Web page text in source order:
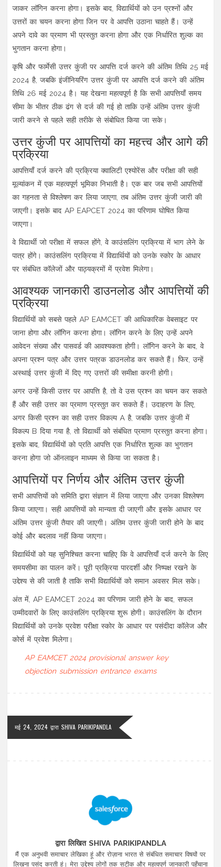
जाकर लॉगिन करना होगा। इसके बाद, विद्यार्थियों को उन प्रश्नों और
उत्तरों का चयन करना होगा जिन पर वे आपत्ति उठाना चाहते हैं। उन्हें
अपने दावे का प्रमाण भी प्रस्तुत करना होगा और एक निर्धारित शुल्क का
भुगतान करना होगा।
कृषि और फार्मेसी उत्तर कुंजी पर आपत्ति दर्ज करने की अंतिम तिथि 25 मई
2024 है, जबकि इंजीनियरिंग उत्तर कुंजी पर आपत्ति दर्ज करने की अंतिम
तिथि 26 मई 2024 है। यह देखना महत्वपूर्ण है कि सभी आपत्तियाँ समय
सीमा के भीतर ठीक ढंग से दर्ज की गई हो ताकि उन्हें अंतिम उत्तर कुंजी
जारी करने से पहले सही तरीके से संबोधित किया जा सके।
उत्तर कुंजी पर आपत्तियों का महत्त्व और आगे की
प्रक्रिया
आपत्तियाँ दर्ज करने की प्रक्रिया क्वालिटी एश्योरेंस और परीक्षा की सही
मूल्यांकन में एक महत्वपूर्ण भूमिका निभाती है। एक बार जब सभी आपत्तियों
का गहनता से विश्लेषण कर लिया जाएगा, तब अंतिम उत्तर कुंजी जारी की
जाएगी। इसके बाद AP EAPCET 2024 का परिणाम घोषित किया
जाएगा।
वे विद्यार्थी जो परीक्षा में सफल होंगे, वे काउंसलिंग प्रक्रिया में भाग लेने के
पात्र होंगे। काउंसलिंग प्रक्रिया में विद्यार्थियों को उनके स्कोर के आधार
पर संबंधित कॉलेजों और पाठ्यक्रमों में प्रवेश मिलेगा।
आवश्यक जानकारी डाउनलोड और आपत्तियों की
प्रक्रिया
विद्यार्थियों को सबसे पहले AP EAMCET की आधिकारिक वेबसाइट पर
जाना होगा और लॉगिन करना होगा। लॉगिन करने के लिए उन्हें अपने
आवेदन संख्या और पासवर्ड की आवश्यकता होगी। लॉगिन करने के बाद, वे
अपना प्रश्न पत्र और उत्तर पत्रक डाउनलोड कर सकते हैं। फिर, उन्हें
अस्थाई उत्तर कुंजी में दिए गए उत्तरों की समीक्षा करनी होगी।
अगर उन्हें किसी उत्तर पर आपत्ति है, तो वे उस प्रश्न का चयन कर सकते
हैं और सही उत्तर का प्रमाण प्रस्तुत कर सकते हैं। उदाहरण के लिए,
अगर किसी प्रश्न का सही उत्तर विकल्प A है, जबकि उत्तर कुंजी में
विकल्प B दिया गया है, तो विद्यार्थी को संबंधित प्रमाण प्रस्तुत करना होगा।
इसके बाद, विद्यार्थियों को प्रति आपत्ति एक निर्धारित शुल्क का भुगतान
करना होगा जो ऑनलाइन माध्यम से किया जा सकता है।
आपत्तियों पर निर्णय और अंतिम उत्तर कुंजी
सभी आपत्तियों को समिति द्वारा संज्ञान में लिया जाएगा और उनका विश्लेषण
किया जाएगा। सही आपत्तियों को मान्यता दी जाएगी और इसके आधार पर
अंतिम उत्तर कुंजी तैयार की जाएगी। अंतिम उत्तर कुंजी जारी होने के बाद
कोई और बदलाव नहीं किया जाएगा।
विद्यार्थियों को यह सुनिश्चित करना चाहिए कि वे आपत्तियाँ दर्ज करने के लिए
समयसीमा का पालन करें। पूरी प्रक्रिया पारदर्शी और निष्पक्ष रखने के
उद्देश्य से की जाती है ताकि सभी विद्यार्थियों को समान अवसर मिल सके।
अंत में, AP EAMCET 2024 का परिणाम जारी होने के बाद, सफल
उम्मीदवारों के लिए काउंसलिंग प्रक्रिया शुरू होगी। काउंसलिंग के दौरान
विद्यार्थियों को उनके प्रवेश परीक्षा स्कोर के आधार पर पसंदीदा कॉलेज और
कोर्स में प्रवेश मिलेगा।
AP EAMCET 2024 provisional answer key
objection submission entrance exams
मई 24, 2024 द्वारा SHIVA PARIKIPANDLA
द्वारा लिखित SHIVA PARIKIPANDLA
मैं एक अनुभवी समाचार लेखिका हूं और रोज़ाना भारत से संबंधित समाचार विषयों पर
लिखना पसंद करती हूं। मेरा उद्देश्य लोगों तक सटीक और महत्वपूर्ण जानकारी पहुँचाना